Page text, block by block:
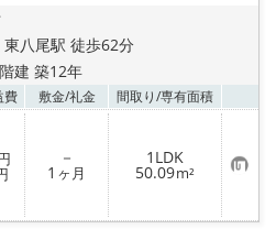
東八尾駅 徒歩62分
建 築12年
費 敷金/礼金 間取り/専有面積
－
1 ヶ月
1LDK
50.09m² お
気
に
入